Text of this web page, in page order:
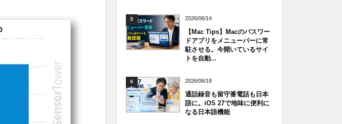
5 2026/06/14
【Mac Tips】Macのパスワー
ドアプリをメニューバーに常
駐させる。今開いているサイ
トを自動...
6 2026/06/18
通話録音も留守番電話も日本
語に。iOS 27で地味に便利に
なる日本語機能